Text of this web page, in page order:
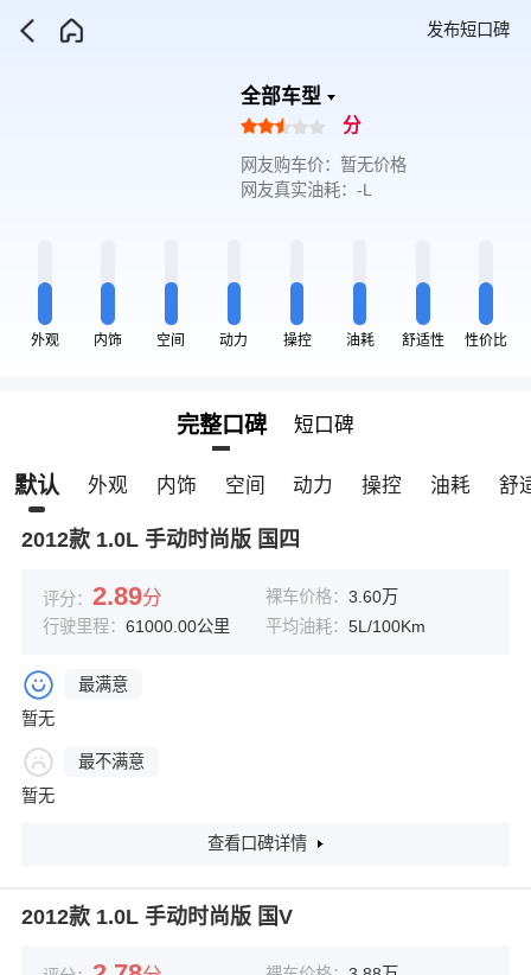
发布短口碑
全部车型
分
网友购车价：暂无价格
网友真实油耗：-L
外观 内饰 空间 动力 操控 油耗 舒适性 性价比
完整口碑 短口碑
默认 外观 内饰 空间 动力 操控 油耗 舒
2012款 1.0L 手动时尚版 国四
评分： 2.89分 裸车价格： 3.60万
行驶里程： 61000.00公里 平均油耗： 5L/100Km
最满意
暂无
最不满意
暂无
查看口碑详情
2012款 1.0L 手动时尚版 国V